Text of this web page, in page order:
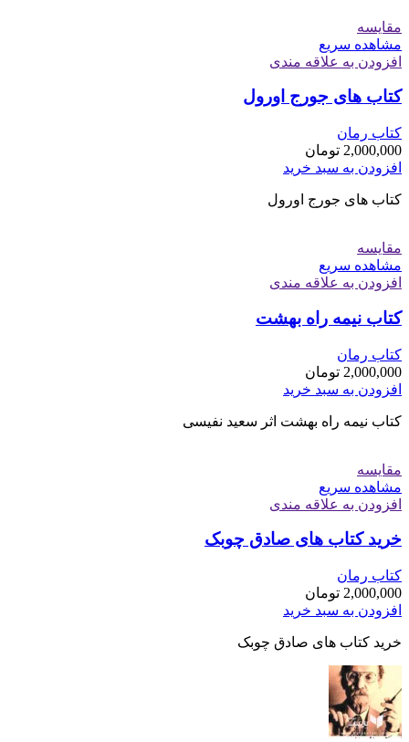
مقایسه
مشاهده سریع
افزودن به علاقه مندی
کتاب های جورج اورول
کتاب رمان
2,000,000 تومان
افزودن به سبد خرید
کتاب های جورج اورول
مقایسه
مشاهده سریع
افزودن به علاقه مندی
کتاب نیمه راه بهشت
کتاب رمان
2,000,000 تومان
افزودن به سبد خرید
کتاب نیمه راه بهشت اثر سعید نفیسی
مقایسه
مشاهده سریع
افزودن به علاقه مندی
خرید کتاب های صادق چوبک
کتاب رمان
2,000,000 تومان
افزودن به سبد خرید
خرید کتاب های صادق چوبک